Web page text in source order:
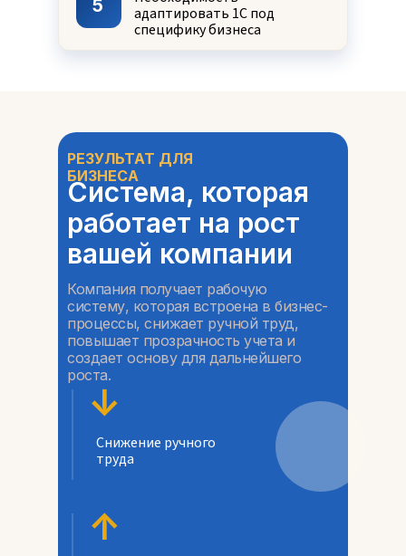
5
адаптировать 1С под
специфику бизнеса
РЕЗУЛЬТАТ ДЛЯ
БИЗНЕСА
Система, которая
работает на рост
вашей компании
Компания получает рабочую
систему, которая встроена в бизнес-
процессы, снижает ручной труд,
повышает прозрачность учета и
создает основу для дальнейшего
роста.
↓
Снижение ручного
труда
↑